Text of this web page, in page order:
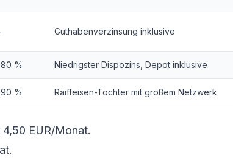
Guthabenverzinsung inklusive
% Niedrigster Dispozins, Depot inklusive
% Raiffeisen-Tochter mit großem Netzwerk
EUR/Monat.